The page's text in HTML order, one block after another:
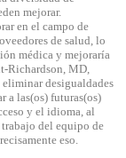
mejorar.
en el campo de
de salud, lo
médica y mejoraría
Richardson, MD,
desigualdades
a las(os) futuras(os)
y el idioma, al
del equipo de
eso.